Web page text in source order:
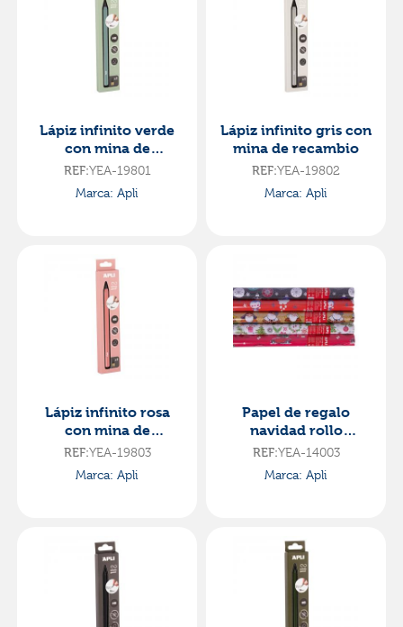
Lápiz infinito verde
con mina de
recambio
REF:YEA-19801
Marca: Apli
Lápiz infinito gris con
mina de recambio
REF:YEA-19802
Marca: Apli
Lápiz infinito rosa
con mina de
recambio
REF:YEA-19803
Marca: Apli
Papel de regalo
navidad rollo
2mx70cm modelos
surtidos
REF:YEA-14003
Marca: Apli